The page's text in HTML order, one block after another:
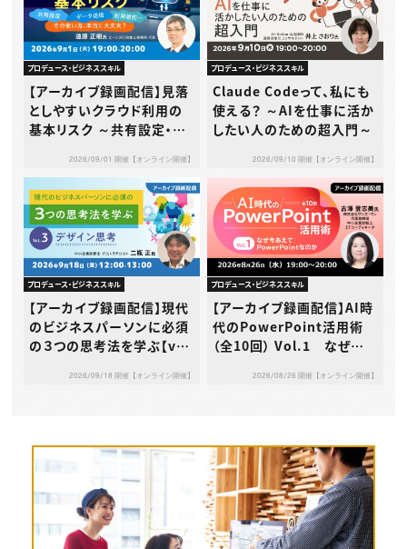
プロデュース・ビジネススキル
【アーカイブ録画配信】見落
としやすいクラウド利用の
基本リスク ～共有設定・デ
使い方、本当に大丈夫？～
2026/09/01 開催【オンライン開催】
プロデュース・ビジネススキル
Claude Codeって、私にも
使える？ ～AIを仕事に活か
したい人のための超入門～
2026/09/10 開催【オンライン開催】
プロデュース・ビジネススキル
【アーカイブ録画配信】現代
のビジネスパーソンに必須
の３つの思考法を学ぶ【vo
l.3】デザイン思考
2026/09/18 開催【オンライン開催】
プロデュース・ビジネススキル
【アーカイブ録画配信】AI時
代のPowerPoint活用術
（全10回） Vol.1 なぜ今
2026/08/26 開催【オンライン開催】